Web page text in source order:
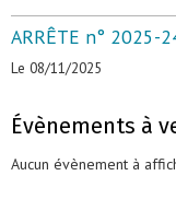
ARRÊTE n° 2025-
Le 08/11/2025
Évènements à
Aucun évènement à